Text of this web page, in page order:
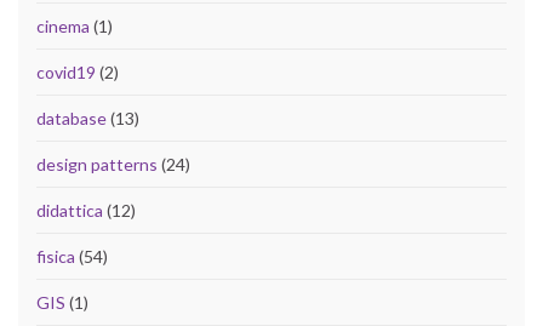
cinema (1)
covid19 (2)
database(13)
design patterns (24)
didattica (12)
fisica (54)
GIS (1)